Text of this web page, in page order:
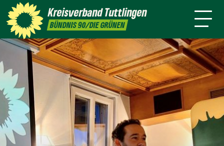
KreisverbandTuttlingen
BÜNDNIS 90/DIE GRÜNEN
Termine Presse Satzung
Kreistag